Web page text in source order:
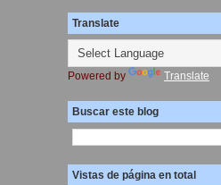
Translate
Powered by Translate
Buscar este blog
Vistas de página en total